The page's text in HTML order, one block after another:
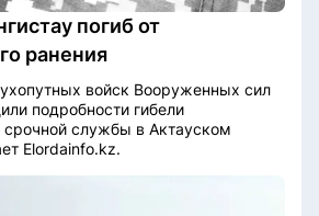
погиб от
ранения
войск Вооруженных сил
подробности гибели
службы в Актауском
Elordainfo.kz.